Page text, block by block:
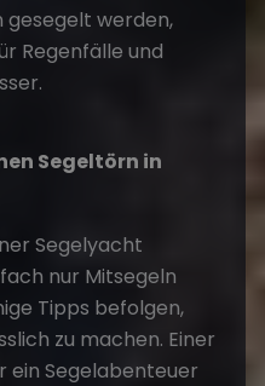
gesegelt werden,
Regenfälle und
Segeltörn in
Segelyacht
nur Mitsegeln
Tipps befolgen,
zu machen. Einer
ein Segelabenteuer